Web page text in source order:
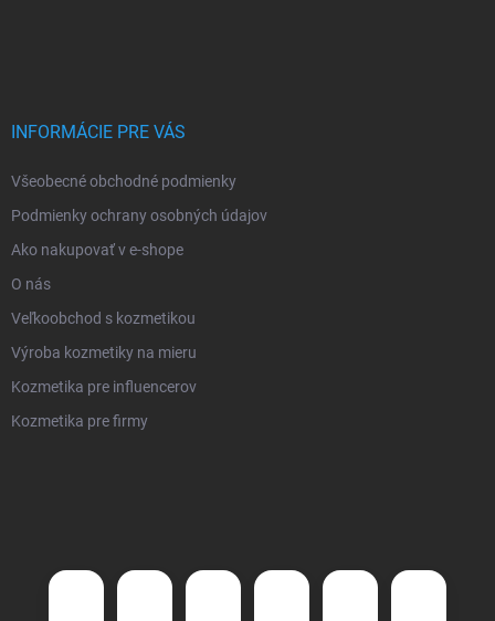
INFORMÁCIE PRE VÁS
Všeobecné obchodné podmienky
Podmienky ochrany osobných údajov
Ako nakupovať v e-shope
O nás
Veľkoobchod s kozmetikou
Výroba kozmetiky na mieru
Kozmetika pre influencerov
Kozmetika pre firmy